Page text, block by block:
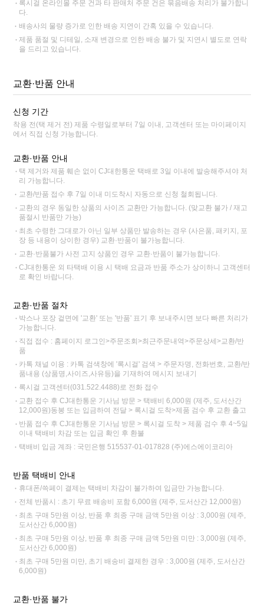
록시걸 온라인몰 주문 건과 타 판매처 주문 건은 묶음배송 처리가 불가합니
다.
배송사의 물량 증가로 인한 배송 지연이 간혹 있을 수 있습니다.
제품 품절 및 디테일, 소재 변경으로 인한 배송 불가 및 지연시 별도로 연락
을 드리고 있습니다.
교환·반품 안내
신청 기간
착용 전(택 제거 전) 제품 수령일로부터 7일 이내, 고객센터 또는 마이페이지
에서 직접 신청 가능합니다.
교환·반품 안내
택 제거와 제품 훼손 없이 CJ대한통운 택배로 3일 이내에 발송해주셔야 처
리 가능합니다.
교환/반품 접수 후 7일 이내 미도착시 자동으로 신청 철회됩니다.
교환의 경우 동일한 상품의 사이즈 교환만 가능합니다. (맞교환 불가 / 재고
품절시 반품만 가능)
최초 수령한 그대로가 아닌 일부 상품만 발송하는 경우 (사은품, 패키지, 포
장 등 내용이 상이한 경우) 교환·반품이 불가능합니다.
교환·반품불가 사전 고지 상품인 경우 교환·반품이 불가능합니다.
CJ대한통운 외 타택배 이용 시 택배 요금과 반품 주소가 상이하니 고객센터
로 확인 바랍니다.
교환·반품 절차
박스나 포장 겉면에 '교환' 또는 '반품' 표기 후 보내주시면 보다 빠른 처리가
가능합니다.
직접 접수 : 홈페이지 로그인>주문조회>최근주문내역>주문상세>교환/반
품
카톡 채널 이용 : 카톡 검색창에 '록시걸' 검색 > 주문자명, 전화번호, 교환/반
품내용 (상품명,사이즈,사유등)을 기재하여 메시지 보내기
록시걸 고객센터(031.522.4488)로 전화 접수
교환 접수 후 CJ대한통운 기사님 방문 > 택배비 6,000원 (제주, 도서산간
12,000원)동봉 또는 입금하여 전달 > 록시걸 도착>제품 검수 후 교환 출고
반품 접수 후 CJ대한통운 기사님 방문 > 록시걸 도착 > 제품 검수 후 4~5일
이내 택배비 차감 또는 입금 확인 후 환불
택배비 입금 계좌 : 국민은행 515537-01-017828 (주)에스에이코리아
반품 택배비 안내
휴대폰/쓱페이 결제는 택배비 차감이 불가하여 입금만 가능합니다.
전체 반품시 : 초기 무료 배송비 포함 6,000원 (제주, 도서산간 12,000원)
최초 구매 5만원 이상, 반품 후 최종 구매 금액 5만원 이상 : 3,000원 (제주,
도서산간 6,000원)
최초 구매 5만원 이상, 반품 후 최종 구매 금액 5만원 미만 : 3,000원 (제주,
도서산간 6,000원)
최초 구매 5만원 미만, 초기 배송비 결제한 경우 : 3,000원 (제주, 도서산간
6,000원)
교환·반품 불가